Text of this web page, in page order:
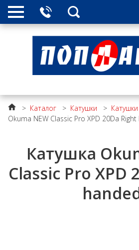
> Каталог > Катушки >
Okuma NEW Classic Pro XPD 20Da
Катушка
Classic Pro XPD